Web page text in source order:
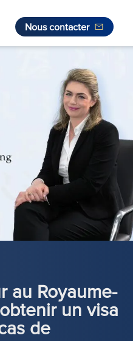
Nous contacter
au Royaume-
un visa
de